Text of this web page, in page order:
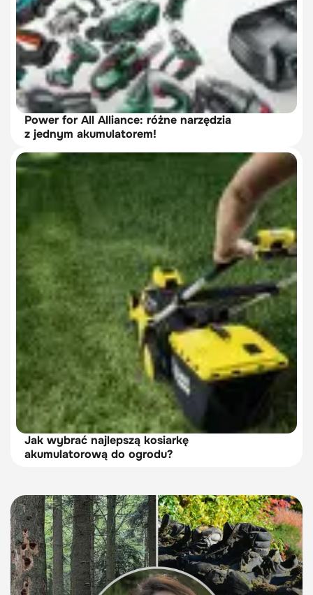
Power for All Alliance: różne narzędzia
z jednym akumulatorem!
Jak wybrać najlepszą kosiarkę
akumulatorową do ogrodu?